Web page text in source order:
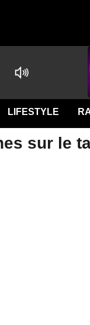
LIFESTYLE
sur le